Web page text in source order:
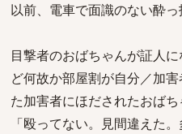
以前、電車で面識のない酔っ
目撃者のおばちゃんが証人
ど何故か部屋割が自分／加
た加害者にほだされたおば
「殴ってない。見間違えた